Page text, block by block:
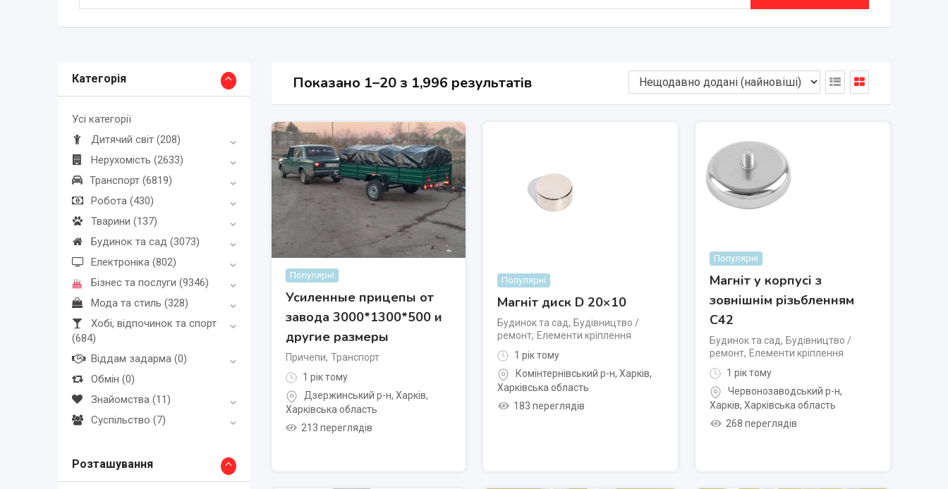
Категорія
Усі категорії
Дитячий світ (208)
Нерухомість (2633)
Транспорт (6819)
Робота (430)
Тварини (137)
Будинок та сад (3073)
Електроніка (802)
Бізнес та послуги (9346)
Мода та стиль (328)
Хобі, відпочинок та спорт
(684)
Віддам задарма (0)
Обмін (0)
Знайомства (11)
Суспільство (7)
Розташування
Показано 1–20 з 1,996 результатів
Популярні
Усиленные прицепы от
завода 3000*1300*500 и
другие размеры
Причепи, Транспорт
1 рік тому
Дзержинський р-н, Харків,
Харківська область
213 переглядів
Популярні
Магніт диск D 20×10
Будинок та сад, Будівництво /
ремонт, Елементи кріплення
1 рік тому
Комінтернівський р-н, Харків,
Харківська область
183 переглядів
Популярні
Магніт у корпусі з
зовнішнім різьбленням
С42
Будинок та сад, Будівництво /
ремонт, Елементи кріплення
1 рік тому
Червонозаводський р-н,
Харків, Харківська область
268 переглядів